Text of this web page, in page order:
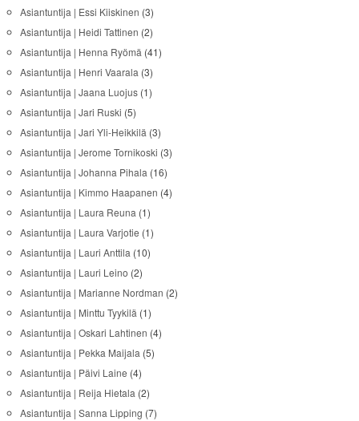
Asiantuntija | Essi Kiiskinen (3)
Asiantuntija | Heidi Tattinen (2)
Asiantuntija | Henna Ryömä (41)
Asiantuntija | Henri Vaarala (3)
Asiantuntija | Jaana Luojus(1)
Asiantuntija | Jari Ruski (5)
Asiantuntija | Jari Yli-Heikkilä (3)
Asiantuntija | Jerome Tornikoski (3)
Asiantuntija | Johanna Pihala (16)
Asiantuntija | Kimmo Haapanen (4)
Asiantuntija | Laura Reuna (1)
Asiantuntija | Laura Varjotie (1)
Asiantuntija | Lauri Anttila (10)
Asiantuntija | Lauri Leino (2)
Asiantuntija | Marianne Nordman (2)
Asiantuntija | Minttu Tyykilä (1)
Asiantuntija | Oskari Lahtinen (4)
Asiantuntija | Pekka Maijala (5)
Asiantuntija | Päivi Laine (4)
Asiantuntija | Reija Hietala (2)
Asiantuntija | Sanna Lipping (7)